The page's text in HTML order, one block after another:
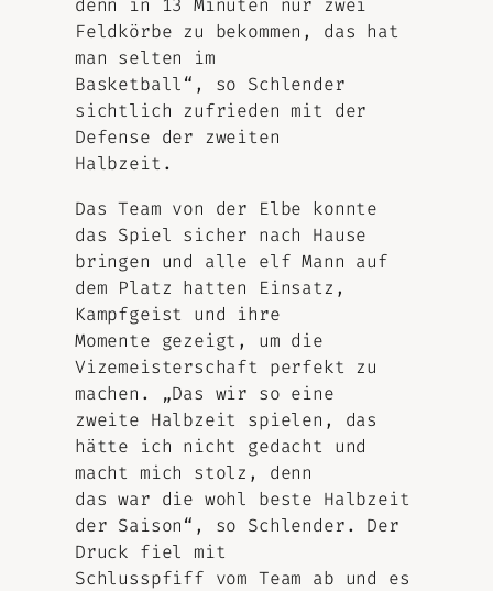
denn in 13 Minuten nur zwei
Feldkörbe zu bekommen, das hat
man selten im
Basketball“, so Schlender
sichtlich zufrieden mit der
Defense der zweiten
Halbzeit.
Das Team von der Elbe konnte
das Spiel sicher nach Hause
bringen und alle elf Mann auf
dem Platz hatten Einsatz,
Kampfgeist und ihre
Momente gezeigt, um die
Vizemeisterschaft perfekt zu
machen. „Das wir so eine
zweite Halbzeit spielen, das
hätte ich nicht gedacht und
macht mich stolz, denn
das war die wohl beste Halbzeit
der Saison“, so Schlender. Der
Druck fiel mit
Schlusspfiff vom Team ab und es